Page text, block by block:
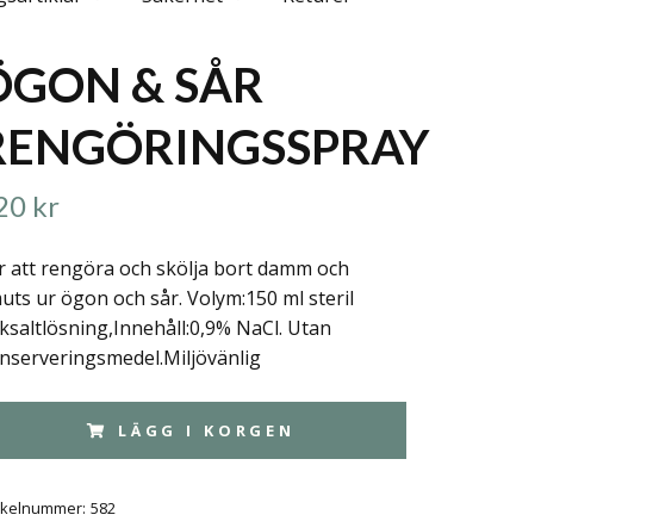
& SÅR
kr
att rengöra och skölja bort damm och
ur ögon och sår. Volym:150 ml steril
NaCl. Utan
LÄGG I KORGEN
582